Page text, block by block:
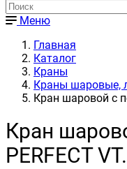
Меню
Главная
Каталог
Краны
Краны шаровые,
Кран шаровой с
Кран
PERFECT